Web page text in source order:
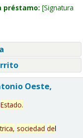
préstamo: Signatura
Oeste,
Estado.
sociedad del